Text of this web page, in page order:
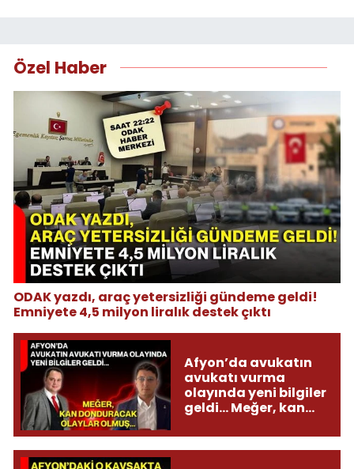
Özel Haber
ODAK yazdı, araç yetersizliği gündeme geldi!
Emniyete 4,5 milyon liralık destek çıktı
Afyon’da avukatın
avukatı vurma
olayında yeni bilgiler
geldi... Meğer, kan
olmuş...